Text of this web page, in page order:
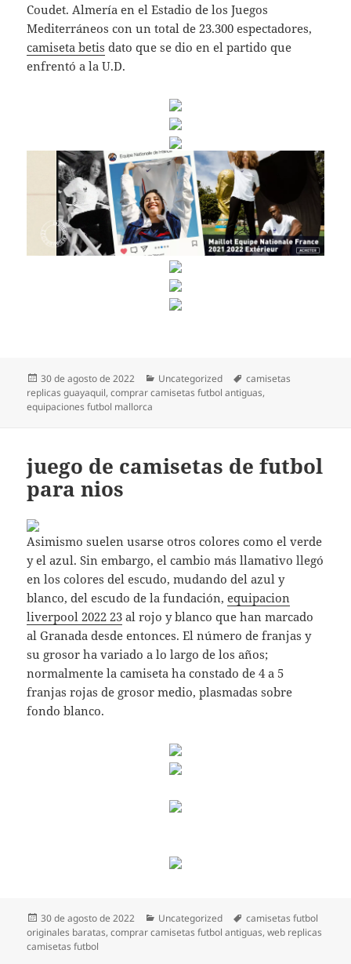
Coudet. Almería en el Estadio de los Juegos
Mediterráneos con un total de 23.300 espectadores,
camiseta betis dato que se dio en el partido que
enfrentó a la U.D.
Publicado
el
30 de agosto de 2022 Categorías
Uncategorized Etiquetas
camisetas
replicas guayaquil,comprar camisetas futbol antiguas,
equipaciones futbol mallorca
juego de camisetas de futbol
para nios
Asimismo suelen usarse otros colores como el verde
y el azul. Sin embargo, el cambio más llamativo llegó
en los colores del escudo, mudando del azul y
blanco, del escudo de la fundación,equipacion
liverpool 2022 23 al rojo y blanco que han marcado
al Granada desde entonces. El número de franjas y
su grosor ha variado a lo largo de los años;
normalmente la camiseta ha constado de 4 a 5
franjas rojas de grosor medio, plasmadas sobre
fondo blanco.
Publicado
el
30 de agosto de 2022 Categorías
Uncategorized Etiquetas
camisetas futbol
originales baratas,comprar camisetas futbol antiguas,web replicas
camisetas futbol